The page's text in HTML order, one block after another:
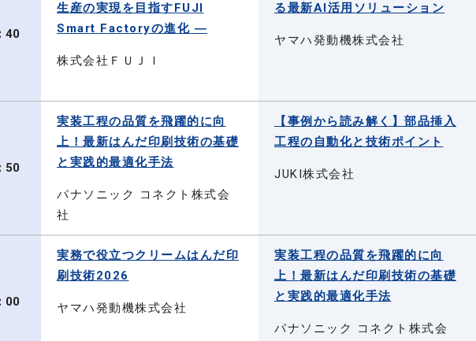
40
生産の実現を目指すFUJI
Smart Factoryの進化 ―
株式会社ＦＵＪＩ
る最新AI活用ソリューション
ヤマハ発動機株式会社
50
実装工程の品質を飛躍的に向
上！最新はんだ印刷技術の基礎
と実践的最適化手法
パナソニック コネクト株式会
社
【事例から読み解く】部品挿入
工程の自動化と技術ポイント
JUKI株式会社
00
実務で役立つクリームはんだ印
刷技術2026
ヤマハ発動機株式会社
実装工程の品質を飛躍的に向
上！最新はんだ印刷技術の基礎
と実践的最適化手法
パナソニック コネクト株式会